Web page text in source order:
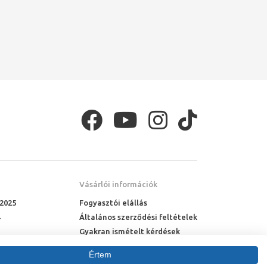
Vásárlói információk
Fogyasztói elállás
Általános szerződési feltételek
Gyakran ismételt kérdések
Online rendelés menete
Fizetési feltételek
Értem